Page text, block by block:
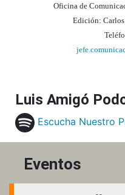
Oficina de
Edición:
Luis Amigó
Escucha Nuestro
Eventos